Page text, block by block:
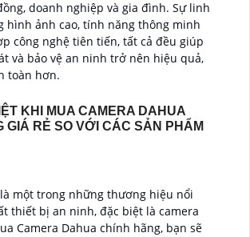
doanh nghiệp và gia đình. Sự linh
hình ảnh cao, tính năng thông minh
công nghệ tiên tiến, tất cả đều giúp
và bảo vệ an ninh trở nên hiệu quả,
toàn hơn.
KHI MUA CAMERA DAHUA
GIÁ RẺ SO VỚI CÁC SẢN PHẨM
một trong những thương hiệu nổi
thiết bị an ninh, đặc biệt là camera
Camera Dahua chính hãng, bạn sẽ